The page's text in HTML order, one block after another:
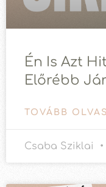
Én Is Azt
Előrébb
TOVÁBB
Csaba Sziklai